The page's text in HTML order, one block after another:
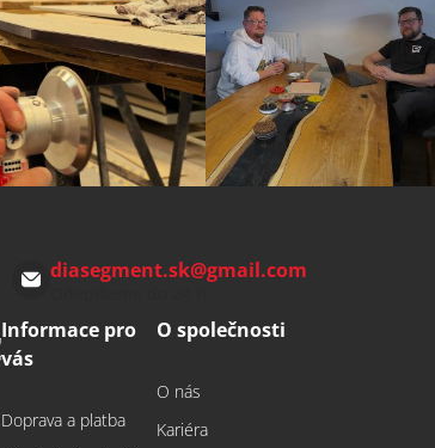
diasegment.sk@gmail.com
Informace pro
vás
Doprava a platba
O společnosti
O nás
Kariéra